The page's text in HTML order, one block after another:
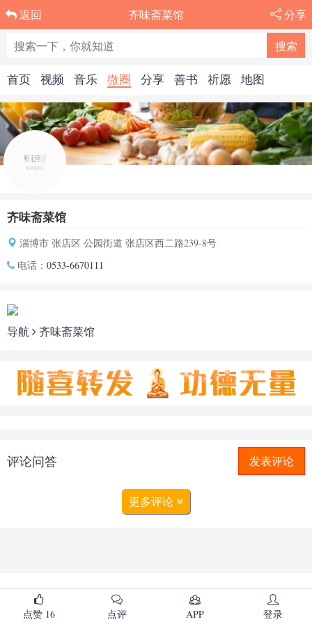
返回 齐味斋菜馆 分享
首页 视频 音乐 微圈 分享 善书 祈愿 地图
齐味斋菜馆
淄博市 张店区 公园街道 张店区西二路239-8号
电话： 0533-6670111
导航 齐味斋菜馆
评论问答 发表评论
更多评论
点赞 16 点评 APP 登录